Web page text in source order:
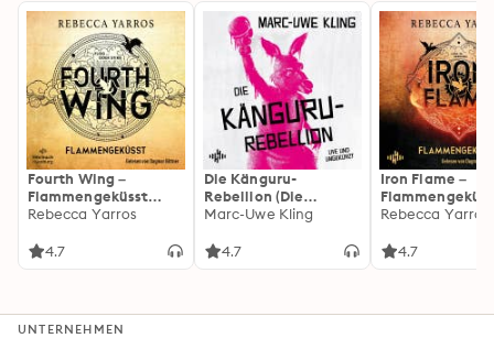
Fourth Wing –
Flammengeküsst
(Flammengeküsst-
Rebecca Yarros
4.7
Die Känguru-
Rebellion (Die
Känguru-Werke 5)
Marc-Uwe Kling
4.7
Iron Flame –
heißersehnte
Rebecca Yarros
4.7
UNTERNEHMEN